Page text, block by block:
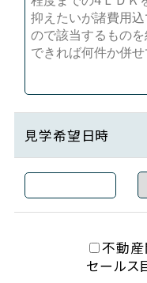
見学希望日時
不動
セールス